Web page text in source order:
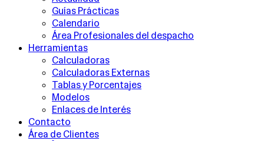
Guías Prácticas
Calendario
Área Profesionales del despacho
Herramientas
Calculadoras
Calculadoras Externas
Tablas y Porcentajes
Modelos
Enlaces de Interés
Contacto
Área de Clientes